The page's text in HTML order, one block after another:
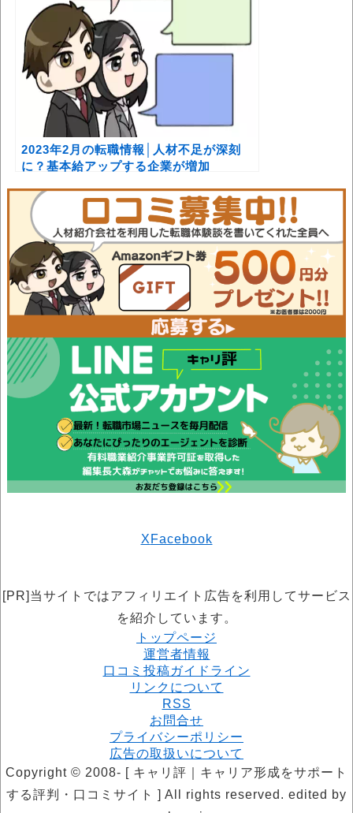
2023年2月の転職情報│人材不足が深刻
に？基本給アップする企業が増加
X Facebook
[PR]当サイトではアフィリエイト広告を利用してサービス
を紹介しています。
トップページ
運営者情報
口コミ投稿ガイドライン
リンクについて
RSS
お問合せ
プライバシーポリシー
広告の取扱いについて
Copyright © 2008- [ キャリ評｜キャリア形成をサポート
する評判・口コミサイト ] All rights reserved. edited by